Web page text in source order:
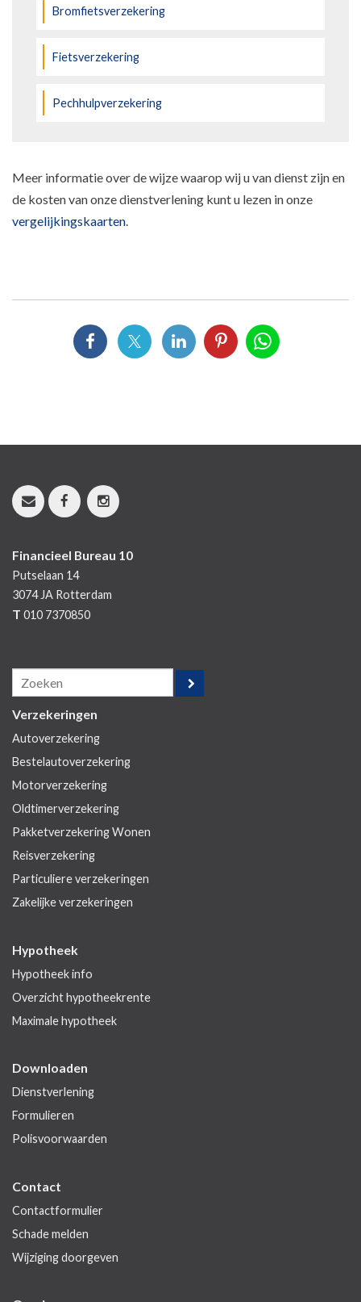
Bromfietsverzekering
Fietsverzekering
Pechhulpverzekering
Meer informatie over de wijze waarop wij u van dienst zijn en
de kosten van onze dienstverlening kunt u lezen in onze
vergelijkingskaarten
Financieel Bureau 10
Putselaan 14
3074 JA Rotterdam
T 010 7370850
Verzekeringen
Autoverzekering
Bestelautoverzekering
Motorverzekering
Oldtimerverzekering
Pakketverzekering Wonen
Reisverzekering
Particuliere verzekeringen
Zakelijke verzekeringen
Hypotheek
Hypotheek info
Overzicht hypotheekrente
Maximale hypotheek
Downloaden
Dienstverlening
Formulieren
Polisvoorwaarden
Contact
Contactformulier
Schade melden
Wijziging doorgeven